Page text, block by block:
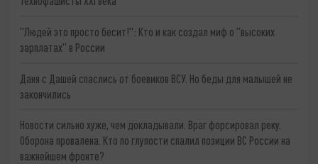
"Людей это просто бесит!": Кто и как создал миф о "высоких
зарплатах" в России
Даня с Дашей спаслись от боевиков ВСУ. Но беды для малышей не
закончились
Новости сильно хуже, чем докладывали. Враг форсировал реку.
Оборона провалена. Кто по глупости спалил позиции ВС России на
важнейшем фронте?